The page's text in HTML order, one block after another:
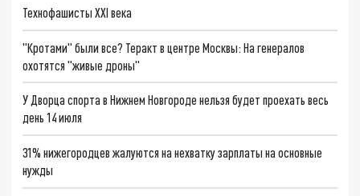
Технофашисты XXI века
"Кротами" были все? Теракт в центре Москвы: На генералов
охотятся "живые дроны"
У Дворца спорта в Нижнем Новгороде нельзя будет проехать весь
день 14 июля
31% нижегородцев жалуются на нехватку зарплаты на основные
нужды